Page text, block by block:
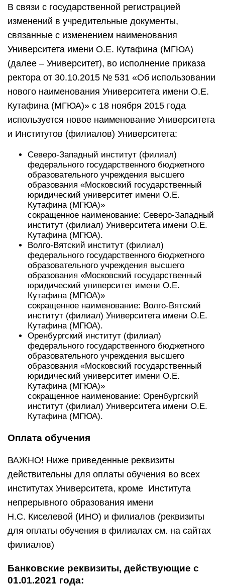
В связи с государственной регистрацией
изменений в учредительные документы,
связанные с изменением наименования
Университета имени О.Е. Кутафина (МГЮА)
(далее – Университет), во исполнение приказа
ректора от 30.10.2015 № 531 «Об использовании
нового наименования Университета имени О.Е.
Кутафина (МГЮА)» с 18 ноября 2015 года
используется новое наименование Университета
и Институтов (филиалов) Университета:
Северо-Западный институт (филиал)
федерального государственного бюджетного
образовательного учреждения высшего
образования «Московский государственный
юридический университет имени О.Е.
Кутафина (МГЮА)»
сокращенное наименование: Северо-Западный
институт (филиал) Университета имени О.Е.
Кутафина (МГЮА).
Волго-Вятский институт (филиал)
федерального государственного бюджетного
образовательного учреждения высшего
образования «Московский государственный
юридический университет имени О.Е.
Кутафина (МГЮА)»
сокращенное наименование: Волго-Вятский
институт (филиал) Университета имени О.Е.
Кутафина (МГЮА).
Оренбургский институт (филиал)
федерального государственного бюджетного
образовательного учреждения высшего
образования «Московский государственный
юридический университет имени О.Е.
Кутафина (МГЮА)»
сокращенное наименование: Оренбургский
институт (филиал) Университета имени О.Е.
Кутафина (МГЮА).
Оплата обучения
ВАЖНО! Ниже приведенные реквизиты
действительны для оплаты обучения во всех
институтах Университета, кроме Института
непрерывного образования имени
Н.С. Киселевой (ИНО) и филиалов (реквизиты
для оплаты обучения в филиалах см. на сайтах
филиалов)
Банковские реквизиты, действующие с
01.01.2021 года: